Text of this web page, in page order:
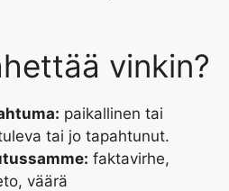
vinkin?
paikallinen tai
tai jo tapahtunut.
faktavirhe,
väärä